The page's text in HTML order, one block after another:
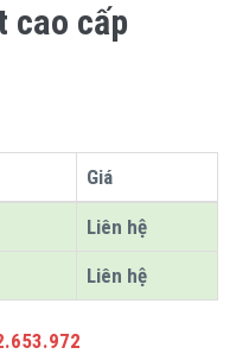
cao cấp
Giá
Liên hệ
Liên hệ